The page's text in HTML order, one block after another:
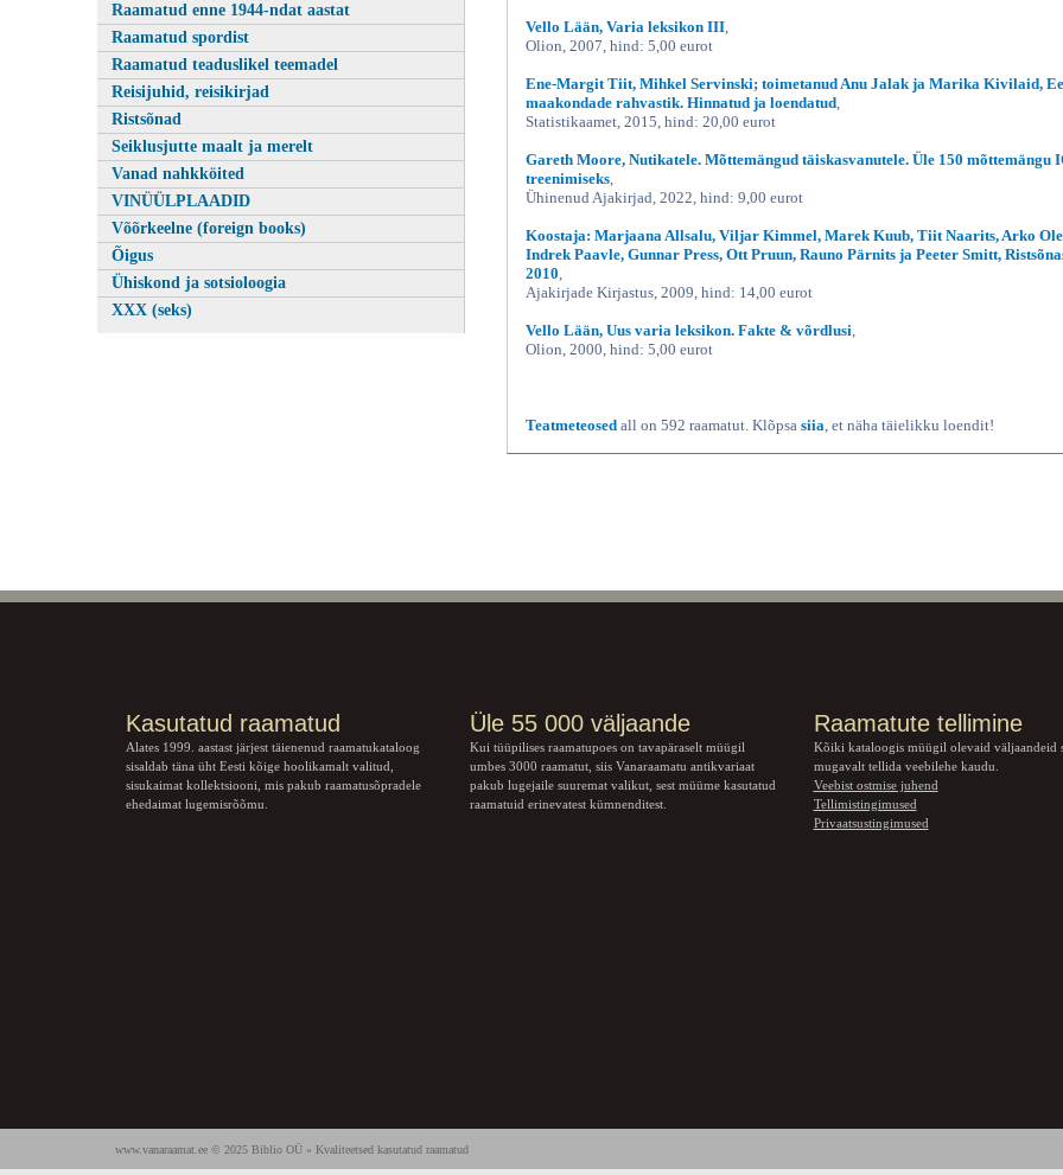
Raamatud enne 1944-ndat aastat
Raamatud spordist
Raamatud teaduslikel teemadel
Reisijuhid, reisikirjad
Ristsõnad
Seiklusjutte maalt ja merelt
Vanad nahkköited
VINÜÜLPLAADID
Võõrkeelne (foreign books)
Õigus
Ühiskond ja sotsioloogia
XXX (seks)
Vello Lään, Varia leksikon III
Olion, 2007, hind: 5,00 eurot
Ene-Margit Tiit, Mihkel Servinski; toimetanud Anu Jalak ja Marika Kivilaid,
maakondade rahvastik. Hinnatud ja loendatud
Statistikaamet, 2015, hind: 20,00 eurot
Gareth Moore, Nutikatele. Mõttemängud täiskasvanutele. Üle 150 mõttemängu
treenimiseks
Ühinenud Ajakirjad, 2022, hind: 9,00 eurot
Koostaja: Marjaana Allsalu, Viljar Kimmel, Marek Kuub, Tiit Naarits, Arko
Indrek Paavle, Gunnar Press, Ott Pruun, Rauno Pärnits ja Peeter Smitt,
2010
Ajakirjade Kirjastus, 2009, hind: 14,00 eurot
Vello Lään, Uus varia leksikon. Fakte & võrdlusi
Olion, 2000, hind: 5,00 eurot
Teatmeteosed all on 592 raamatut. Klõpsa siia , et näha täielikku loendit!
Kasutatud raamatud
Alates 1999. aastast järjest täienenud raamatukataloog
sisaldab täna üht Eesti kõige hoolikamalt valitud,
sisukaimat kollektsiooni, mis pakub raamatusõpradele
ehedaimat lugemisrõõmu.
Üle 55 000 väljaande
Kui tüüpilises raamatupoes on tavapäraselt müügil
umbes 3000 raamatut, siis Vanaraamatu antikvariaat
pakub lugejaile suuremat valikut, sest müüme kasutatud
raamatuid erinevatest kümnenditest.
Raamatute tellimine
Kõiki kataloogis müügil olevaid väljaandeid
mugavalt tellida veebilehe kaudu.
Veebist ostmise juhend
Tellimistingimused
Privaatsustingimused
www.vanaraamat.ee © 2025 Biblio OÜ » Kvaliteetsed kasutatud raamatud